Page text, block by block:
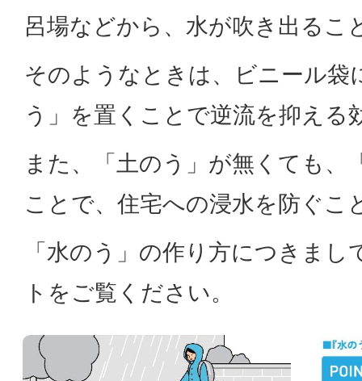
呂場などから、水が吹き出るこ
そのようなときは、ビニール袋
う」を置くことで逆流を抑える
また、「土のう」が無くても、
ことで、住宅への浸水を防ぐこ
「水のう」の作り方につきま
トをご覧ください。